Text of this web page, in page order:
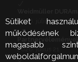
2026. július 21.
2026. július 21.
Sütiket
működésének
magasabb